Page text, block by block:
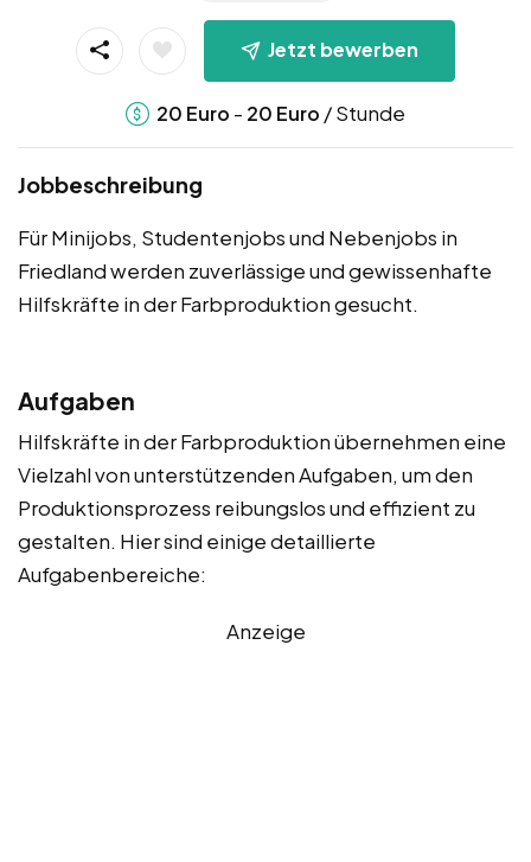
Jetzt bewerben
20 Euro - 20 Euro / Stunde
Jobbeschreibung
Für Minijobs, Studentenjobs und Nebenjobs in
Friedland werden zuverlässige und gewissenhafte
Hilfskräfte in der Farbproduktion gesucht.
Aufgaben
Hilfskräfte in der Farbproduktion übernehmen eine
Vielzahl von unterstützenden Aufgaben, um den
Produktionsprozess reibungslos und effizient zu
gestalten. Hier sind einige detaillierte
Aufgabenbereiche:
Anzeige